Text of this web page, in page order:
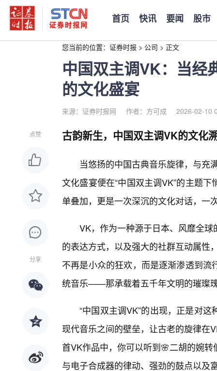
首页 快讯 要闻 股市
您当前的位置： 证券时报 > 公司 > 正文
中国双主调VK：当经
的文化盛宴
来源：证券时报网 作者：方可成 2026-02-10
点赞
分享
古韵新生，中国双主调VK的文化
当悠扬的中国古典音乐旋律，与充
文化盛宴便在“中国双主调VK”的主题
单叠加，更是一次深沉的文化对话，一
VK，作为一种源于日本、风靡全
的表达方式，以及强大的社群互动属性
不再是小众的狂欢，而是逐渐渗透到
统音乐——那承载着五千年文明的璀璨
“中国双主调VK”的出现，正是对
现代音乐之间的壁垒，让古老的旋律在
首VK作品中，你可以听到🌸二胡的婉
与电子合成器的律动、强劲的鼓点以及